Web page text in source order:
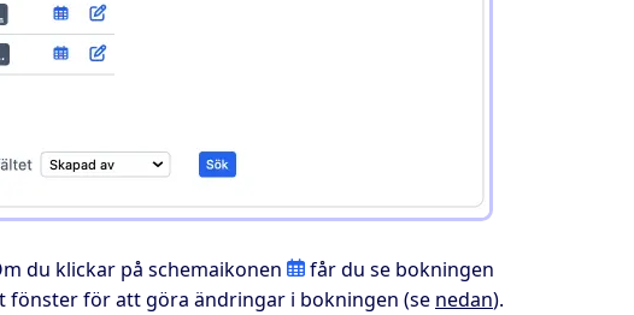
du klickar på schemaikonen
får du se bokningen
fönster för att göra ändringar i bokningen (se nedan).